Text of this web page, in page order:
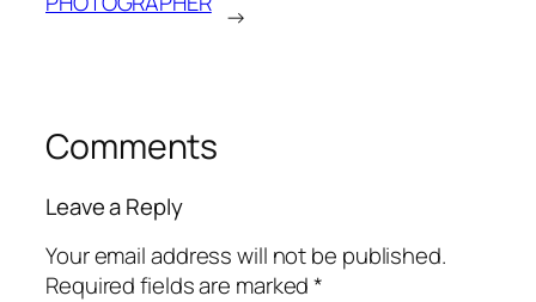
→
Comments
Leave a Reply
Your email address will not be published.
Required fields are marked*